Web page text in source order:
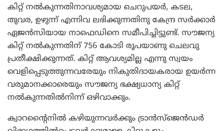
കിറ്റ് നല്‍കുന്നതിനാവശ്യമായ ചെറുപയര്‍, കടല,
തുവര, ഉഴുന്ന് എന്നിവ ലഭിക്കുന്നതിനു കേന്ദ്ര സര്‍ക്കാര്‍
ഏജന്‍സിയായ നാഫെഡിനെ സമീപിച്ചിട്ടുണ്ട്. സൗജന്യ
കിറ്റ് നല്‍കുന്നതിന് 756 കോടി രൂപയാണു ചെലവു
പ്രതീക്ഷിക്കുന്നത്. കിറ്റ് ആവശ്യമില്ല എന്നു സ്വയം
വെളിപ്പെടുത്തുന്നവരേയും നികുതിദായകരായ ഉയര്‍ന്ന
വരുമാനക്കാരെയും സൗജന്യ ഭക്ഷ്യധാന്യ കിറ്റ്
നല്‍കുന്നതില്‍നിന്ന് ഒഴിവാക്കും.
ക്വാറന്റൈനില്‍ കഴിയുന്നവര്‍ക്കും ട്രാന്‍സ്ജെന്‍ഡര്‍